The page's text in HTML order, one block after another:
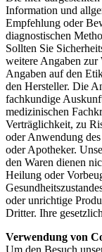
Information und
Empfehlung oder
diagnostischen
Sollten Sie
weitere Angaben zur
Angaben auf den
den Hersteller. Die
fachkundige
medizinischen
Verträglichkeit, zu
oder Anwendung
oder Apotheker.
den Waren dienen
Heilung oder
oder unrichtige
Dritter. Ihre
Verwendung von
Um den Besuch